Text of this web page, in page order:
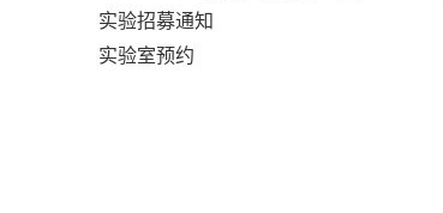
实验招募通知
实验室预约